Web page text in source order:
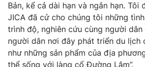
Liên hệ tòa soạn English
THỜI BÁO VTV
Bản, kể cả dài hạn và ngắn hạn. Tôi
JICA đã cử cho chúng tôi những
trình độ, nghiên cứu cùng người
người dân nơi đây phát triển du lịch
như những sản phẩm của địa
thể sống với làng cổ Đường Lâm”.